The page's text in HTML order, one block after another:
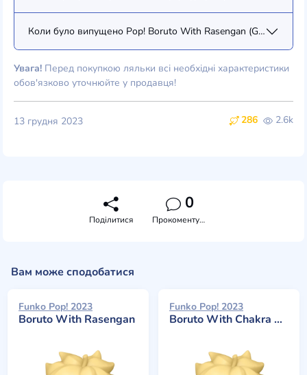
Коли було випущено Pop! Boruto With Rasengan (Glow)
Увага! Перед покупкою ляльки всі необхідні характеристики
обов'язково уточнюйте у продавця!
286 2.6k
13 грудня 2023
Поділитися
0
Прокоментувати
Вам може сподобатися
Funko Pop! 2023
Boruto With Rasengan
Funko Pop! 2023
Boruto With Chakra Blade